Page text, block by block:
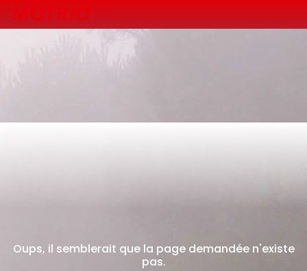
404
Oups, il semblerait que la page demandée n'existe
pas.